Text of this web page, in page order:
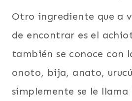
Otro ingrediente que a
de encontrar es el
también se conoce con
onoto, bija, anato,
simplemente se le llama